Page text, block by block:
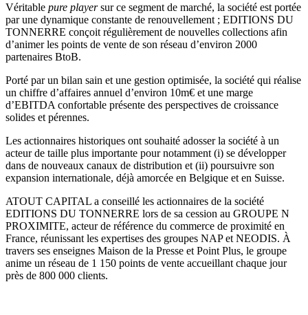
Véritable pure playersur ce segment de marché, la société est portée
par une dynamique constante de renouvellement ; EDITIONS DU
TONNERRE conçoit régulièrement de nouvelles collections afin
d’animer les points de vente de son réseau d’environ 2000
partenaires BtoB.
Porté par un bilan sain et une gestion optimisée, la société qui réalise
un chiffre d’affaires annuel d’environ 10m€ et une marge
d’EBITDA confortable présente des perspectives de croissance
solides et pérennes.
Les actionnaires historiques ont souhaité adosser la société à un
acteur de taille plus importante pour notamment (i) se développer
dans de nouveaux canaux de distribution et (ii) poursuivre son
expansion internationale, déjà amorcée en Belgique et en Suisse.
ATOUT CAPITAL a conseillé les actionnaires de la société
EDITIONS DU TONNERRE lors de sa cession au GROUPE N
PROXIMITE, acteur de référence du commerce de proximité en
France, réunissant les expertises des groupes NAP et NEODIS. À
travers ses enseignes Maison de la Presse et Point Plus, le groupe
anime un réseau de 1 150 points de vente accueillant chaque jour
près de 800 000 clients.